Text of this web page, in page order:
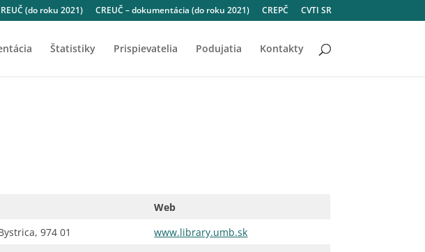
(do roku 2021) CREUČ – dokumentácia (do roku 2021) CREPČ CVTI SR
Štatistiky Prispievatelia Podujatia Kontakty
Web
974 01 www.library.umb.sk